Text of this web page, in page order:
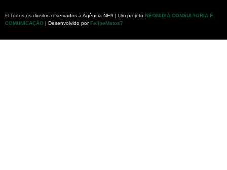
© Todos os direitos reservados a Agência NE9 | Um projeto NEOMIDIA CONSULTORIA E
COMUNICAÇÃO | Desenvolvido porFelipeMatos7